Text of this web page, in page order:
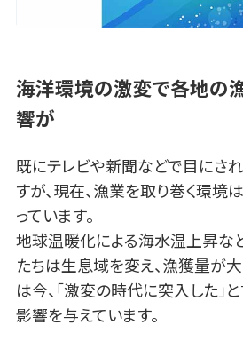
海洋環境の激変で各地の
響が
既にテレビや新聞などで目にさ
すが、現在、漁業を取り巻く環境
っています。
地球温暖化による海水温上昇な
たちは生息域を変え、漁獲量が
は今、「激変の時代に突入した」
影響を与えています。